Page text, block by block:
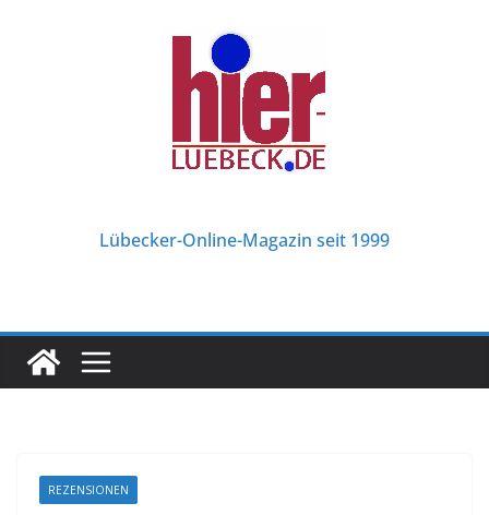
Lübecker-Online-Magazin seit 1999
REZENSIONEN